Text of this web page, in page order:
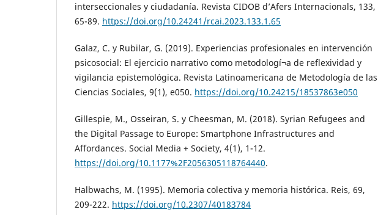
interseccionales y ciudadanía. Revista CIDOB d’Afers Internacionals, 133,
65-89. https://doi.org/10.24241/rcai.2023.133.1.65
Galaz, C. y Rubilar, G. (2019). Experiencias profesionales en intervención
psicosocial: El ejercicio narrativo como metodologí¬a de reflexividad y
vigilancia epistemológica. Revista Latinoamericana de Metodología de las
Ciencias Sociales, 9(1), e050. https://doi.org/10.24215/18537863e050
Gillespie, M., Osseiran, S. y Cheesman, M. (2018). Syrian Refugees and
the Digital Passage to Europe: Smartphone Infrastructures and
Affordances. Social Media + Society, 4(1), 1-12.
https://doi.org/10.1177%2F2056305118764440.
Halbwachs, M. (1995). Memoria colectiva y memoria histórica. Reis, 69,
209-222. https://doi.org/10.2307/40183784